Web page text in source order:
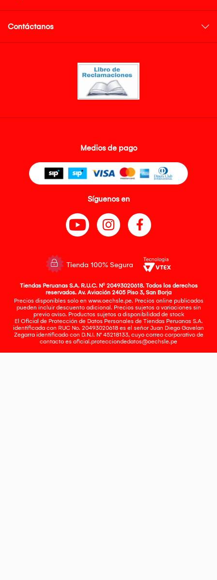
Contáctanos
Medios de pago
Síguenos en
Tienda 100% Segura
Tiendas Peruanas S.A. R.U.C. Nº 20493020618. Todos los derechos
reservados. Av. Aviación 2405 Piso 3, San Borja
Precios disponibles solo en www.oechsle.pe. Precios online publicados
pueden incluir descuento adicional. Precios sujetos a variaciones sin
previo aviso. Productos sujetos a disponibilidad de stock
El Oficial de Protección de Datos Personales de Tiendas Peruanas S.A.
identificada con RUC No. 20493020618 es el señor Juan Diego Gavelan
Zegarra identificado con D.N.I. N° 45218133, cuyo correo corporativo de
contacto es oficial.protecciondedatos@oechsle.pe